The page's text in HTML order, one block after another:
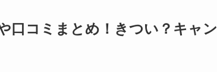
口コミまとめ！きつい？キャン